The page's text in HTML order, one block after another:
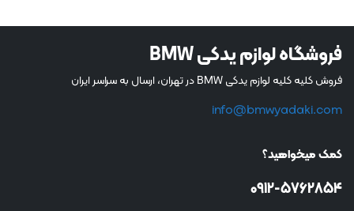
فروشگاه لوازم یدکی BMW
فروش کلیه کلیه لوازم یدکی BMW در تهران، ارسال به سراسر ایران
info@bmwyadaki.com
کمک میخواهید؟
0912-5762854